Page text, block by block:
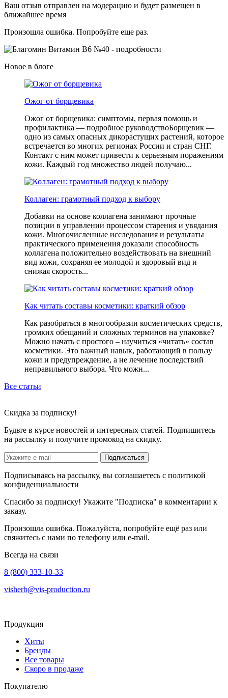
Ваш отзыв отправлен на модерацию и будет размещен в
ближайшее время
Произошла ошибка. Попробуйте еще раз.
Новое в блоге
Ожог от борщевика
Ожог от борщевика: симптомы, первая помощь и
профилактика — подробное руководствоБорщевик —
одно из самых опасных дикорастущих растений, которое
встречается во многих регионах России и стран СНГ.
Контакт с ним может привести к серьезным поражениям
кожи. Каждый год множество людей получаю...
Коллаген: грамотный подход к выбору
Добавки на основе коллагена занимают прочные
позиции в управлении процессом старения и увядания
кожи. Многочисленные исследования и результаты
практического применения доказали способность
коллагена положительно воздействовать на внешний
вид кожи, сохраняя ее молодой и здоровый вид и
снижая скорость...
Как читать составы косметики: краткий обзор
Как разобраться в многообразии косметических средств,
громких обещаний и сложных терминов на упаковке?
Можно начать с простого – научиться «читать» состав
косметики. Это важный навык, работающий в пользу
кожи и предупреждение, а не лечение последствий
неправильного выбора. Что можн...
Все статьи
Скидка за подписку!
Будьте в курсе новостей и интересных статей. Подпишитесь
на рассылку и получите промокод на скидку.
Подписаться
Подписываясь на рассылку, вы соглашаетесь с политикой
конфиденциальности
Спасибо за подписку! Укажите "Подписка" в комментарии к
заказу.
Произошла ошибка. Пожалуйста, попробуйте ещё раз или
свяжитесь с нами по телефону или e-mail.
Всегда на связи
8 (800) 333-10-33
visherb@vis-production.ru
Продукция
Хиты
Бренды
Все товары
Скоро в продаже
Покупателю